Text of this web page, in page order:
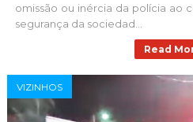
omissão ou inércia da polícia ao
segurança da sociedad...
Read
VIZINHOS